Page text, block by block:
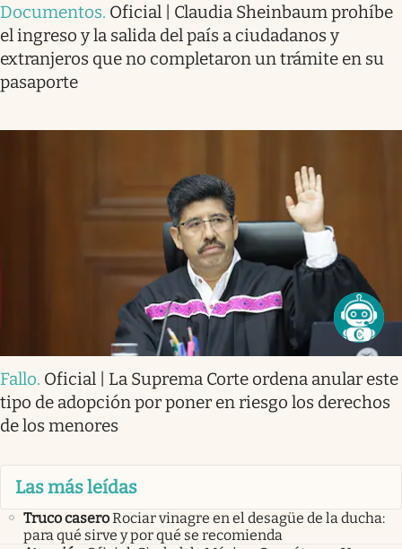
Documentos. Oficial | Claudia Sheinbaum prohíbe
el ingreso y la salida del país a ciudadanos y
extranjeros que no completaron un trámite en su
pasaporte
Fallo. Oficial | La Suprema Corte ordena anular este
tipo de adopción por poner en riesgo los derechos
de los menores
Las más leídas
Truco caseroRociar vinagre en el desagüe de la ducha:
para qué sirve y por qué se recomienda